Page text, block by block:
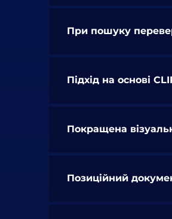
При пошуку
Підхід на основі
Покращена
Позиційний